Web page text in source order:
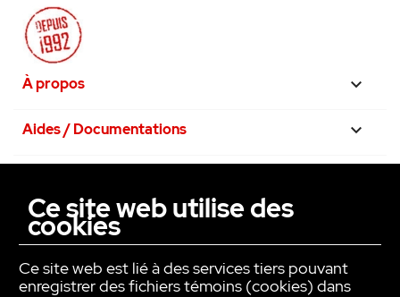
À propos 
Aides / Documentations 
La confiance avant tout
Ce site web utilise des
cookies
Ce site web est lié à des services tiers pouvant
enregistrer des fichiers témoins (cookies) dans